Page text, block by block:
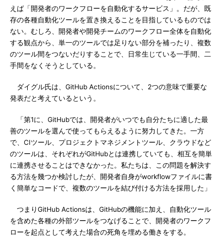
えば「開発者のワークフローを自動化するサービス」。だが、既
存の各種自動化ツールを置き換えることを目指しているものでは
ない。むしろ、開発者や開発チームのワークフロー全体を自動化
する観点から、単一のツールでは足りない部分を補ったり、複数
のツール間をつないだりすることで、日常生じている一手間、二
手間をなくそうとしている。
ダイグル氏は、GitHub Actionsについて、2つの意味で重要な
発表だと考えているという。
「第1に、GitHubでは、開発者がいつでも自分たちに適した最
善のツールを選んで使ってもらえるように努力してきた。一方
で、CIツール、プロジェクトマネジメントツール、クラウドなど
のツールは、それぞれがGitHubとは連携していても、相互を簡単
に連携させることはできなかった。私たちは、この問題を解決す
る方法を幾つか検討したが、開発者自身がworkflowファイルに書
く簡単なコードで、複数のツールを結び付ける方法を採用した」
つまりGitHub Actionsは、GitHubの機能に加え、自動化ツール
を含めた各種の外部ツールをつなげることで、開発者のワークフ
ローを起点として考えた場合の死角を埋める働きをする。